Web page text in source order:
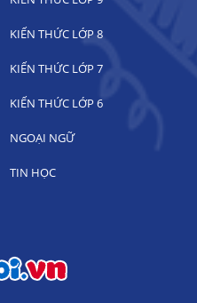
KIẾN THỨC LỚP 8
KIẾN THỨC LỚP 7
KIẾN THỨC LỚP 6
NGOẠI NGỮ
TIN HỌC